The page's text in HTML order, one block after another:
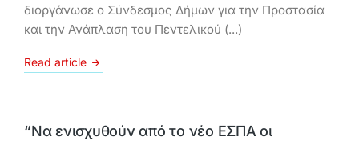
διοργάνωσε ο Σύνδεσμος Δήμων για την Προστασία
και την Ανάπλαση του Πεντελικού (...)
Read article
“Να ενισχυθούν από το νέο ΕΣΠΑ οι